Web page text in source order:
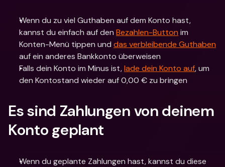
Wenn du zu viel Guthaben auf dem Konto hast,
kannst du einfach auf den Bezahlen-Button im
Konten-Menü tippen und das verbleibende Guthaben
auf ein anderes Bankkonto überweisen
Falls dein Konto im Minus ist, lade dein Konto auf, um
den Kontostand wieder auf 0,00 € zu bringen
Es sind Zahlungen von deinem
Konto geplant
Wenn du geplante Zahlungen hast, kannst du diese